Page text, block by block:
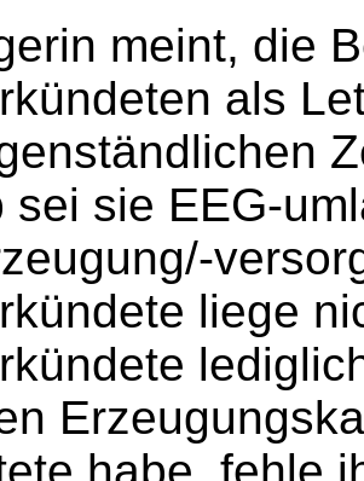
meint, die
als
sei sie EEG-
liege